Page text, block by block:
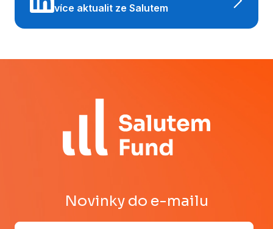
více aktualit ze Salutem
Novinky do e-mailu